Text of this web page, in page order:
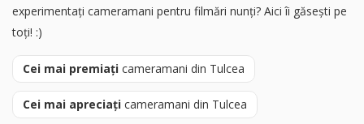
experimentați cameramani pentru filmări nunți? Aici îi găsești pe
toți! :)
Cei mai premiați cameramani din Tulcea
Cei mai apreciați cameramani din Tulcea